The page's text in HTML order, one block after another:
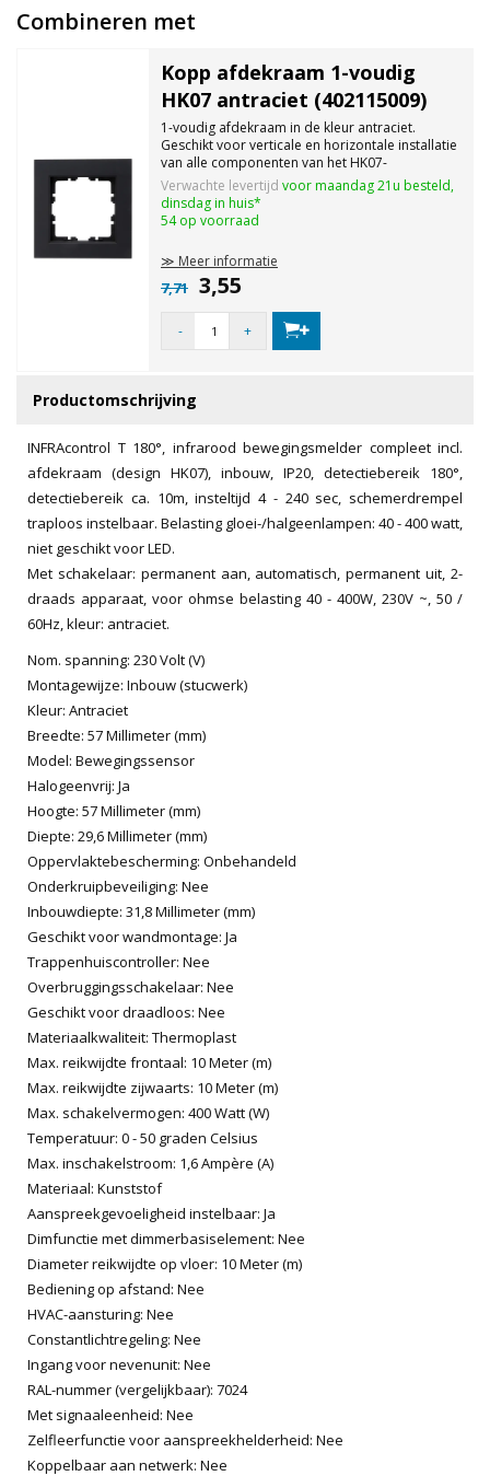
Combineren met
Kopp afdekraam 1-voudig
HK07 antraciet (402115009)
1-voudig afdekraam in de kleur antraciet.
Geschikt voor verticale en horizontale installatie
van alle componenten van het HK07-
assortiment. Beschermingsgraad IP20.
Verwachte levertijd voor maandag 21u besteld,
dinsdag in huis*
54 op voorraad
≫ Meer informatie
7,71 3,55
- +
Productomschrijving
INFRAcontrol T 180°, infrarood bewegingsmelder compleet incl.
afdekraam (design HK07), inbouw, IP20, detectiebereik 180°,
detectiebereik ca. 10m, insteltijd 4 - 240 sec, schemerdrempel
traploos instelbaar. Belasting gloei-/halgeenlampen: 40 - 400 watt,
niet geschikt voor LED.
Met schakelaar: permanent aan, automatisch, permanent uit, 2-
draads apparaat, voor ohmse belasting 40 - 400W, 230V ~, 50 /
60Hz, kleur: antraciet.
Nom. spanning: 230 Volt (V)
Montagewijze: Inbouw (stucwerk)
Kleur: Antraciet
Breedte: 57 Millimeter (mm)
Model: Bewegingssensor
Halogeenvrij: Ja
Hoogte: 57 Millimeter (mm)
Diepte: 29,6 Millimeter (mm)
Oppervlaktebescherming: Onbehandeld
Onderkruipbeveiliging: Nee
Inbouwdiepte: 31,8 Millimeter (mm)
Geschikt voor wandmontage: Ja
Trappenhuiscontroller: Nee
Overbruggingsschakelaar: Nee
Geschikt voor draadloos: Nee
Materiaalkwaliteit: Thermoplast
Max. reikwijdte frontaal: 10 Meter (m)
Max. reikwijdte zijwaarts: 10 Meter (m)
Max. schakelvermogen: 400 Watt (W)
Temperatuur: 0 - 50 graden Celsius
Max. inschakelstroom: 1,6 Ampère (A)
Materiaal: Kunststof
Aanspreekgevoeligheid instelbaar: Ja
Dimfunctie met dimmerbasiselement: Nee
Diameter reikwijdte op vloer: 10 Meter (m)
Bediening op afstand: Nee
HVAC-aansturing: Nee
Constantlichtregeling: Nee
Ingang voor nevenunit: Nee
RAL-nummer (vergelijkbaar): 7024
Met signaaleenheid: Nee
Zelfleerfunctie voor aanspreekhelderheid: Nee
Koppelbaar aan netwerk: Nee